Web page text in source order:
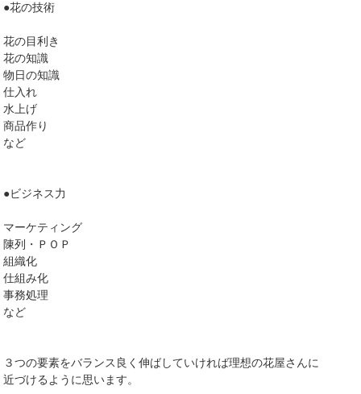
●花の技術
花の目利き
花の知識
物日の知識
仕入れ
水上げ
商品作り
など
●ビジネス力
マーケティング
陳列・ＰＯＰ
組織化
仕組み化
事務処理
など
３つの要素をバランス良く伸ばしていければ理想の花屋さんに
近づけるように思います。